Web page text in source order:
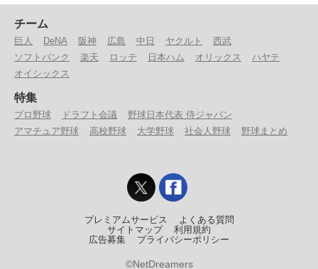
チーム
巨人 DeNA 阪神 広島 中日 ヤクルト
西武
ソフトバンク
楽天 ロッテ 日本ハム オリックス
ハヤテ
オイシックス
特集
プロ野球 ドラフト会議
野球日本代表 侍ジャパン
アマチュア野球
高校野球 大学野球 社会人野球 野球まとめ
プレミアムサービス
よくある質問
サイトマップ
利用規約
広告募集
プライバシーポリシー
©NetDreamers